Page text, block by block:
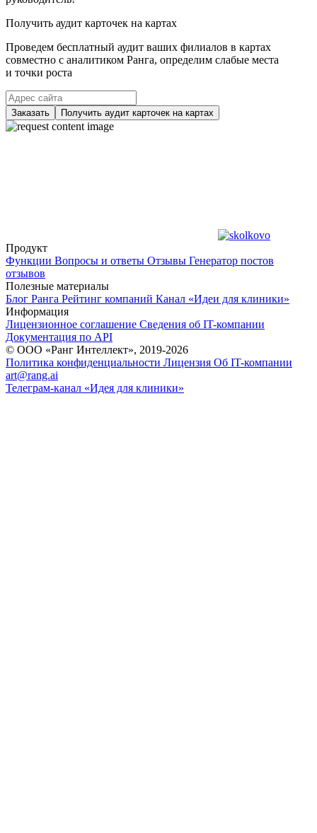
Получить аудит карточек на картах
Проведем бесплатный аудит ваших филиалов в картах
совместно с аналитиком Ранга, определим слабые места
и точки роста
Заказать Получить аудит карточек на картах
Продукт
Функции Вопросы и ответы Отзывы Генератор постов
отзывов
Полезные материалы
Блог Ранга Рейтинг компаний Канал «Идеи для клиники»
Информация
Лицензионное соглашение Сведения об IT-компании
Документация по API
© ООО «Ранг Интеллект», 2019-2026
Политика конфиденциальности Лицензия Об IT-компании
art@rang.ai
Телеграм-канал «Идея для клиники»